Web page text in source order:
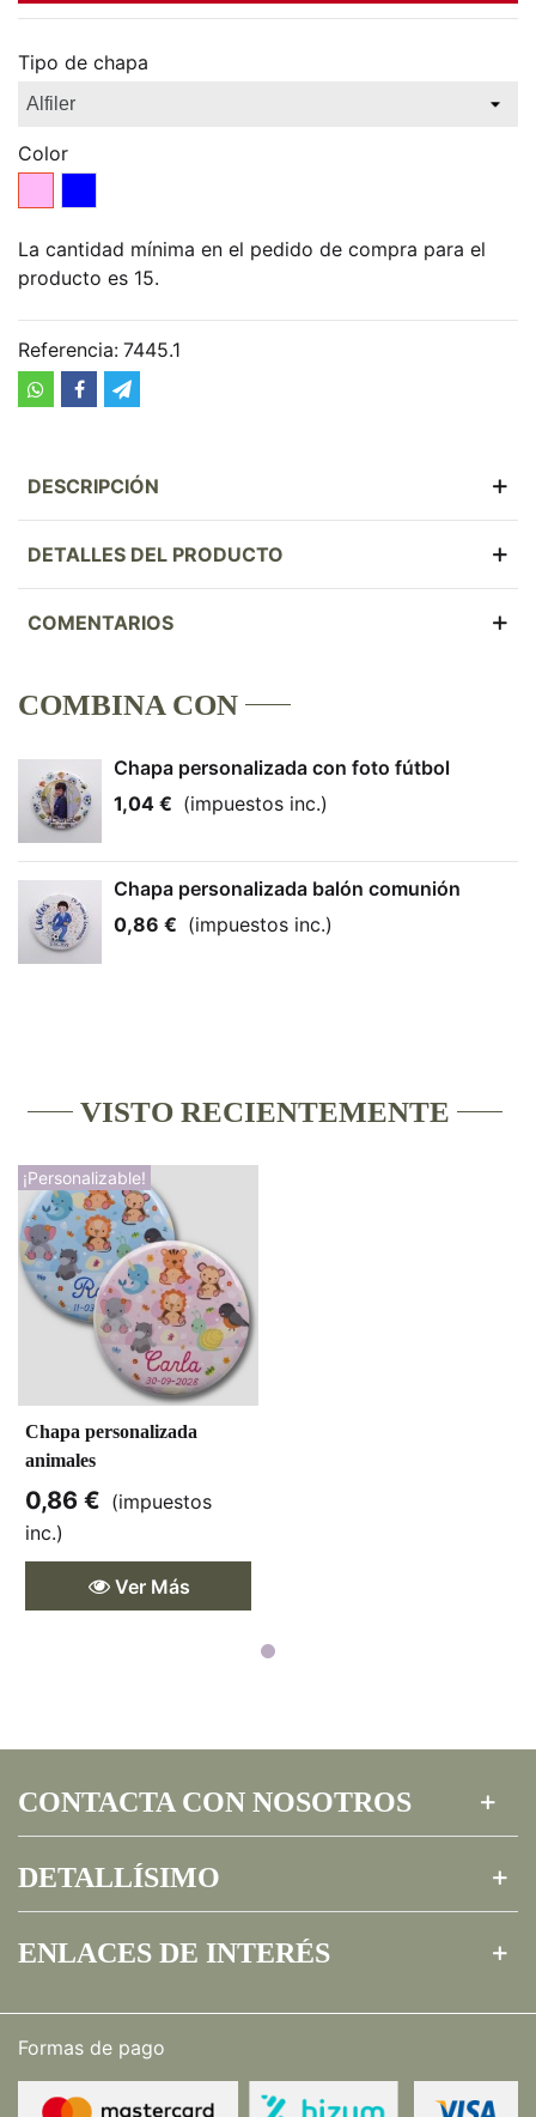
Tipo de chapa
Color
La cantidad mínima en el pedido de compra para el
producto es 15.
Referencia: 7445.1
DESCRIPCIÓN
DETALLES DEL PRODUCTO
COMENTARIOS
COMBINA CON
Chapa personalizada con foto fútbol
1,04 € (impuestos inc.)
Chapa personalizada balón comunión
0,86 € (impuestos inc.)
VISTO RECIENTEMENTE
¡Personalizable!
Chapa personalizada
animales
0,86 € (impuestos
inc.)
Ver Más
CONTACTA CON NOSOTROS
DETALLÍSIMO
ENLACES DE INTERÉS
Formas de pago